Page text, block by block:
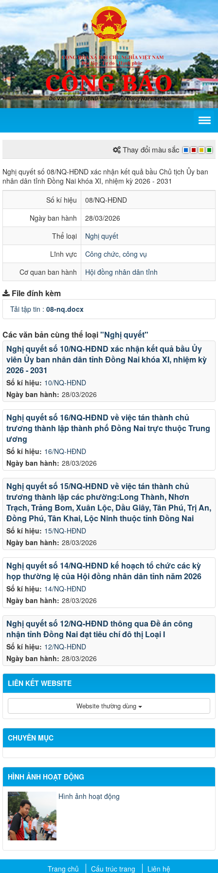
Thay đổi màu sắc
Nghị quyết số 08/NQ-HĐND xác nhận kết quả bầu
Nghị quyết số 08/NQ-HĐND xác nhận kết quả bầu Chủ tịch Ủy ban
nhân dân tỉnh Đồng Nai khóa XI, nhiệm kỳ 2026 - 2031
Số kí hiệu
08/NQ-HĐND
Ngày ban hành
28/03/2026
Thể loại
Nghị quyết
Lĩnh vực
Công chức, công vụ
Cơ quan ban hành
Hội đồng nhân dân tỉnh
File đính kèm
Tải tập tin : 08-nq.docx
Các văn bản cùng thể loại"Nghị quyết"
Số kí hiệu: 10/NQ-HĐND
Ngày ban hành: 28/03/2026
Nghị quyết số 10/NQ-HĐND xác nhận kết quả bầu Ủy
viên Ủy ban nhân dân tỉnh Đồng Nai khóa XI, nhiệm kỳ
2026 - 2031
Số kí hiệu: 16/NQ-HĐND
Ngày ban hành: 28/03/2026
Nghị quyết số 16/NQ-HĐND về việc tán thành chủ
trương thành lập thành phố Đồng Nai trực thuộc Trung
ương
Số kí hiệu: 15/NQ-HĐND
Ngày ban hành: 28/03/2026
Nghị quyết số 15/NQ-HĐND về việc tán thành chủ
trương thành lập các phường:Long Thành, Nhơn
Trạch, Trảng Bom, Xuân Lộc, Dầu Giây, Tân Phú, Trị An,
Đồng Phú, Tân Khai, Lộc Ninh thuộc tỉnh Đồng Nai
Số kí hiệu: 14/NQ-HĐND
Ngày ban hành: 28/03/2026
Nghị quyết số 14/NQ-HĐND kế hoạch tổ chức các kỳ
họp thường lệ của Hội đồng nhân dân tỉnh năm 2026
Số kí hiệu: 12/NQ-HĐND
Ngày ban hành: 28/03/2026
Nghị quyết số 12/NQ-HĐND thông qua Đề án công
nhận tỉnh Đồng Nai đạt tiêu chí đô thị Loại I
LIÊN KẾT WEBSITE
Website thường dùng
CHUYÊN MỤC
HÌNH ẢNH HOẠT ĐỘNG
Hình ảnh hoạt động
Trang chủ Cấu trúc trang Liên hệ